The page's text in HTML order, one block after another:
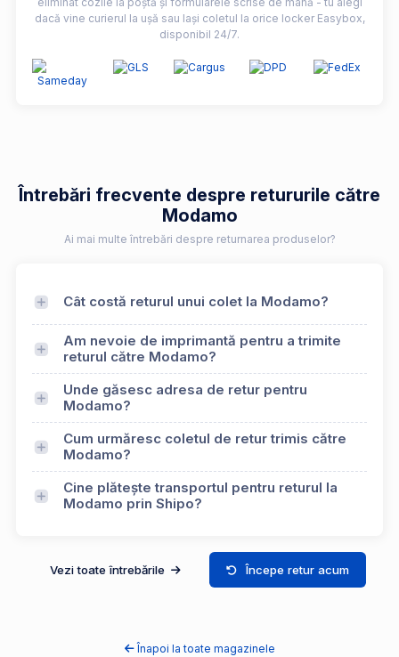
dacă vine curierul la ușă sau lași coletul la orice locker Easybox,
disponibil 24/7.
Întrebări frecvente despre retururile către
Modamo
Ai mai multe întrebări despre returnarea produselor?
Cât costă returul unui colet la Modamo?
Am nevoie de imprimantă pentru a trimite
returul către Modamo?
Unde găsesc adresa de retur pentru
Modamo?
Cum urmăresc coletul de retur trimis către
Modamo?
Cine plătește transportul pentru returul la
Modamo prin Shipo?
Vezi toate întrebările Începe retur acum
Înapoi la toate magazinele